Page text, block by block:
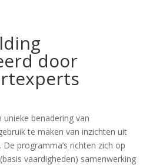
door
unieke benadering van
te maken van inzichten uit
programma’s richten zich op
vaardigheden) samenwerking